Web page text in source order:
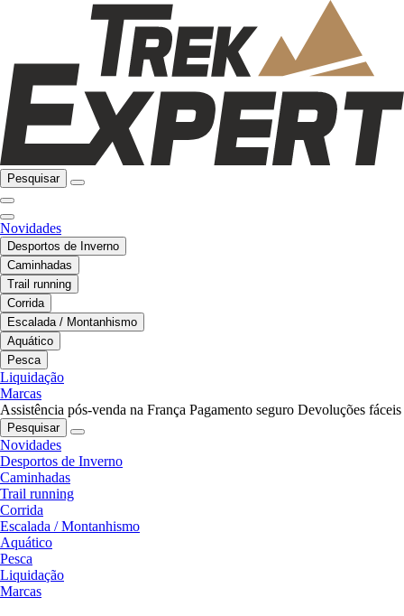
Pesquisar
Novidades
Desportos de Inverno
Caminhadas
Trail running
Corrida
Escalada / Montanhismo
Aquático
Pesca
Liquidação
Marcas
Assistência pós-venda na França Pagamento seguro Devoluções fáceis
Pesquisar
Novidades
Desportos de Inverno
Caminhadas
Trail running
Corrida
Escalada / Montanhismo
Aquático
Pesca
Liquidação
Marcas